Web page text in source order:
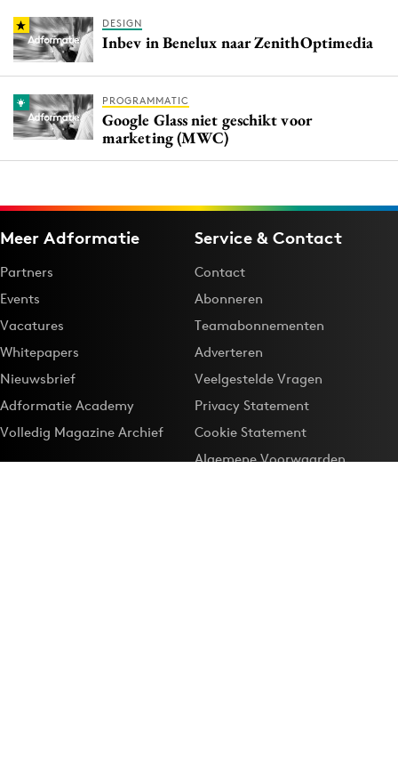
DESIGN
Inbev in Benelux naar ZenithOptimedia
PROGRAMMATIC
Google Glass niet geschikt voor
marketing (MWC)
Meer Adformatie
Partners
Events
Vacatures
Whitepapers
Nieuwsbrief
Adformatie Academy
Volledig Magazine Archief
Service & Contact
Contact
Abonneren
Teamabonnementen
Adverteren
Veelgestelde Vragen
Privacy Statement
Cookie Statement
Algemene Voorwaarden